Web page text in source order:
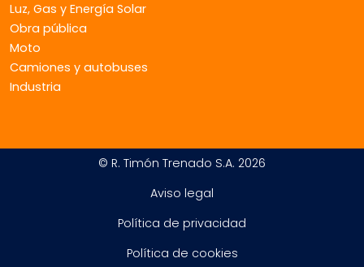
Luz, Gas y Energía Solar
Obra pública
Moto
Camiones y autobuses
Industria
© R. Timón Trenado S.A. 2026
Aviso legal
Política de privacidad
Política de cookies